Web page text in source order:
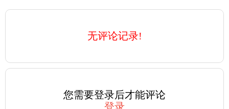
无评论记录!
您需要登录后才能评论
登录